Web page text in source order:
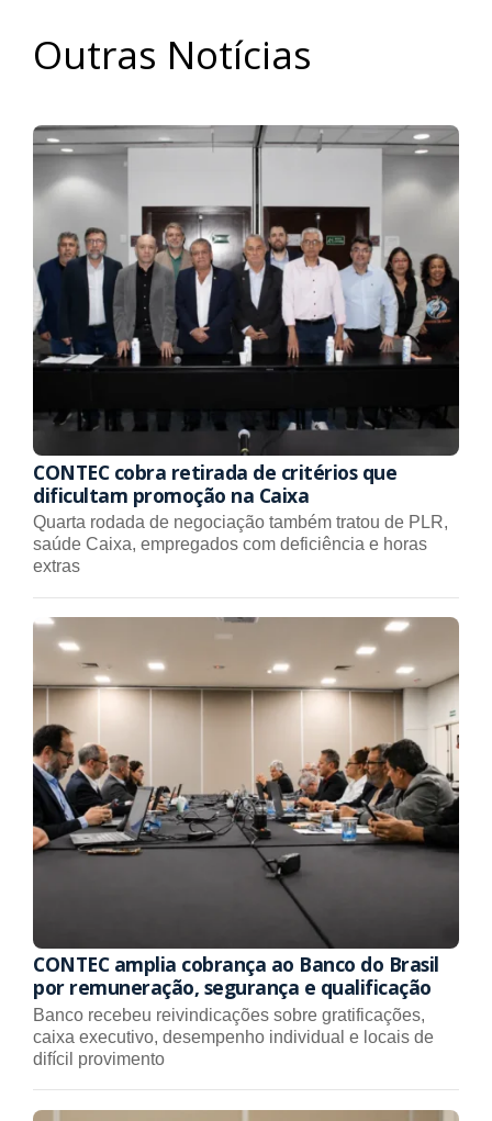
Outras Notícias
CONTEC cobra retirada de critérios que
dificultam promoção na Caixa
Quarta rodada de negociação também tratou de PLR,
saúde Caixa, empregados com deficiência e horas
extras
CONTEC amplia cobrança ao Banco do Brasil
por remuneração, segurança e qualificação
Banco recebeu reivindicações sobre gratificações,
caixa executivo, desempenho individual e locais de
difícil provimento